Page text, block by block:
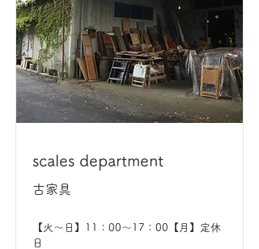
scales department
古家具
【火〜日】11：00〜17：00【月】定休
日